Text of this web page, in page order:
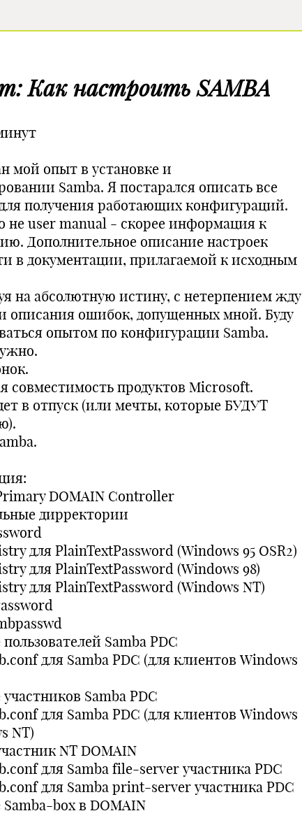
Как настроить SAMBA
мой опыт в установке и
Samba. Я постарался описать все
получения работающих конфигураций.
не user manual - скорее информация к
Дополнительное описание настроек
в документации, прилагаемой к исходным
на абсолютную истину, с нетерпением жду
описания ошибок, допущенных мной. Буду
опытом по конфигурации Samba.
совместимость продуктов Microsoft.
в отпуск (или мечты, которые БУДУТ
DOMAIN Controller
дирректории
для PlainTextPassword (Windows 95 OSR2)
для PlainTextPassword (Windows 98)
для PlainTextPassword (Windows NT)
Samba PDC
для Samba PDC (для клиентов Windows
Samba PDC
для Samba PDC (для клиентов Windows
NT)
NT DOMAIN
для Samba file-server участника PDC
для Samba print-server участника PDC
box в DOMAIN